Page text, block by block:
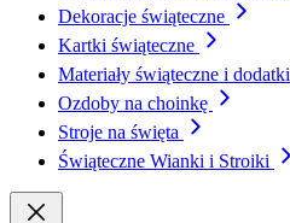
Dekoracje świąteczne
Kartki świąteczne
Materiały świąteczne i dodatki
Ozdoby na choinkę
Stroje na święta
Świąteczne Wianki i Stroiki